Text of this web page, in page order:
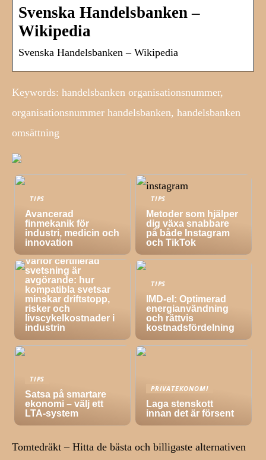
Svenska Handelsbanken –
Wikipedia
Svenska Handelsbanken – Wikipedia
Keywords: handelsbanken organisationsnummer,
organisationsnummer handelsbanken, handelsbanken
omsättning
TIPS
Avancerad
finmekanik för
industri, medicin och
innovation
TIPS
Metoder som hjälper
dig växa snabbare
på både Instagram
och TikTok
TIPS
Varför certifierad
svetsning är
avgörande: hur
kompatibla svetsar
minskar driftstopp,
risker och
livscykelkostnader i
industrin
TIPS
IMD-el: Optimerad
energianvändning
och rättvis
kostnadsfördelning
TIPS
Satsa på smartare
ekonomi – välj ett
LTA-system
PRIVATEKONOMI
Laga stenskott
innan det är försent
Tomtedräkt – Hitta de bästa och billigaste alternativen